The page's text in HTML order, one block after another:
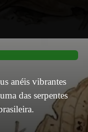
anéis vibrantes
das serpentes